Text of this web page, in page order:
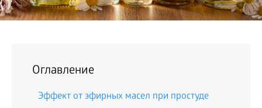
Оглавление
Эффект от эфирных масел при простуде